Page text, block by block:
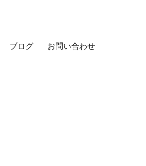
ブログ お問い合わせ